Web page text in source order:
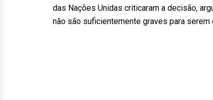
das Nações Unidas criticaram a decisão,
não são suficientemente graves para serem